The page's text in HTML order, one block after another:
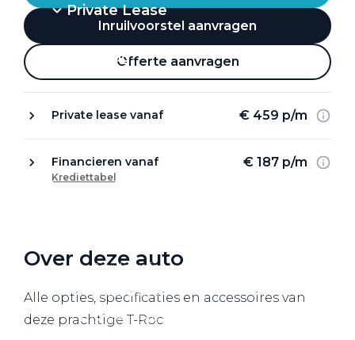
Private Lease
Terug
Berijdersinfo
Lease acties
Lease a Bike
Inruilvoorstel aanvragen
Offerte aanvragen
Private lease vanaf € 459 p/m
Financieren vanaf € 187 p/m
Krediettabel
Over deze auto
Alle opties, specificaties en accessoires van
deze prachtige T-Roc